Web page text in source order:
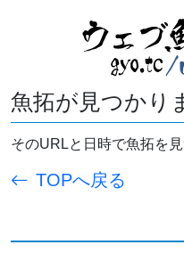
魚拓が見つかり
そのURLと日時で魚拓を
TOPへ戻る